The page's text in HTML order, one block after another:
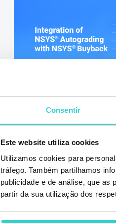
Consentir
Este website utiliza cookies
Utilizamos cookies para
tráfego. Também partilhamos
publicidade e de análise, que as
partir da sua utilização dos
7 Benefits that
obtain with the
integration of
quarta-feira 04 maio 2022
NSYS Group Team
The recommerce of